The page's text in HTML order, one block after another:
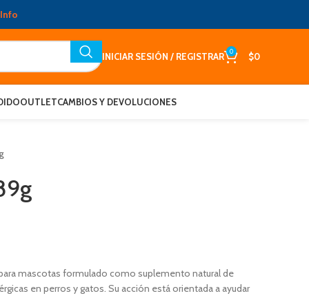
INICIAR SESIÓN / REGISTRAR 0 $0
OUTLETCAMBIOS Y DEVOLUCIONES
mascotas formulado como suplemento natural de
en perros y gatos. Su acción está orientada a ayudar